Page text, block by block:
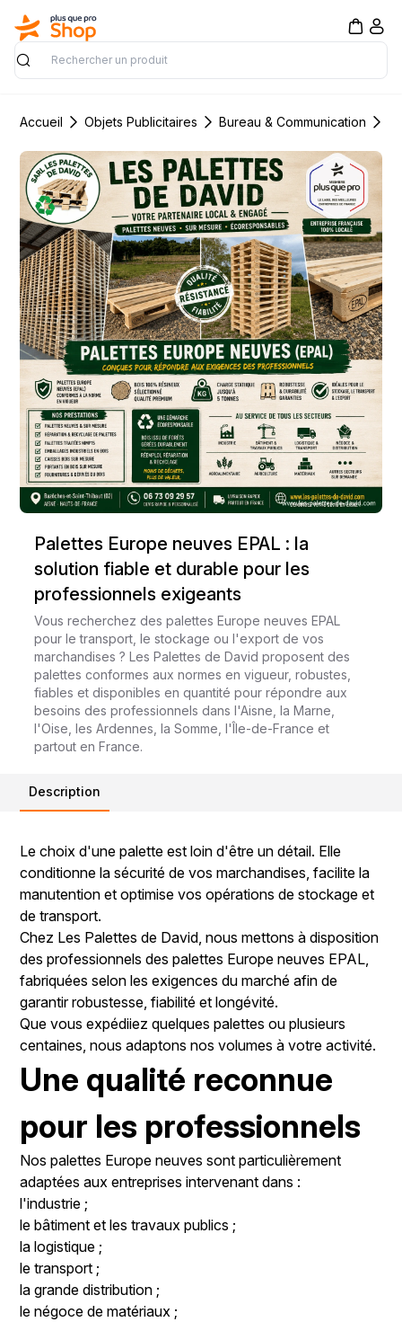
Rechercher
Accueil Objets Publicitaires Bureau & Communication
Palettes Europe neuves EPAL : la
solution fiable et durable pour les
professionnels exigeants
Vous recherchez des palettes Europe neuves EPAL
pour le transport, le stockage ou l'export de vos
marchandises ? Les Palettes de David proposent des
palettes conformes aux normes en vigueur, robustes,
fiables et disponibles en quantité pour répondre aux
besoins des professionnels dans l'Aisne, la Marne,
l'Oise, les Ardennes, la Somme, l'Île-de-France et
partout en France.
Description
Le choix d'une palette est loin d'être un détail. Elle
conditionne la sécurité de vos marchandises, facilite la
manutention et optimise vos opérations de stockage et
de transport.
Chez Les Palettes de David, nous mettons à disposition
des professionnels des palettes Europe neuves EPAL,
fabriquées selon les exigences du marché afin de
garantir robustesse, fiabilité et longévité.
Que vous expédiiez quelques palettes ou plusieurs
centaines, nous adaptons nos volumes à votre activité.
Une qualité reconnue
pour les professionnels
Nos palettes Europe neuves sont particulièrement
adaptées aux entreprises intervenant dans :
l'industrie ;
le bâtiment et les travaux publics ;
la logistique ;
le transport ;
la grande distribution ;
le négoce de matériaux ;